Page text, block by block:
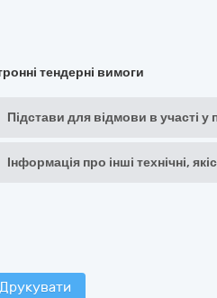
тендерні вимоги
Підстави для відмови в участі у
Інформація про інші технічні,